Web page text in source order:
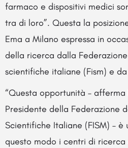
farmaco e dispositivi medici
tra di loro”. Questa la
Ema a Milano espressa in
della ricerca dalla
scientifiche italiane (Fism) e
“Questa opportunità –
Presidente della Federazione
Scientifiche Italiane (FISM) –
questo modo i centri di ricerca